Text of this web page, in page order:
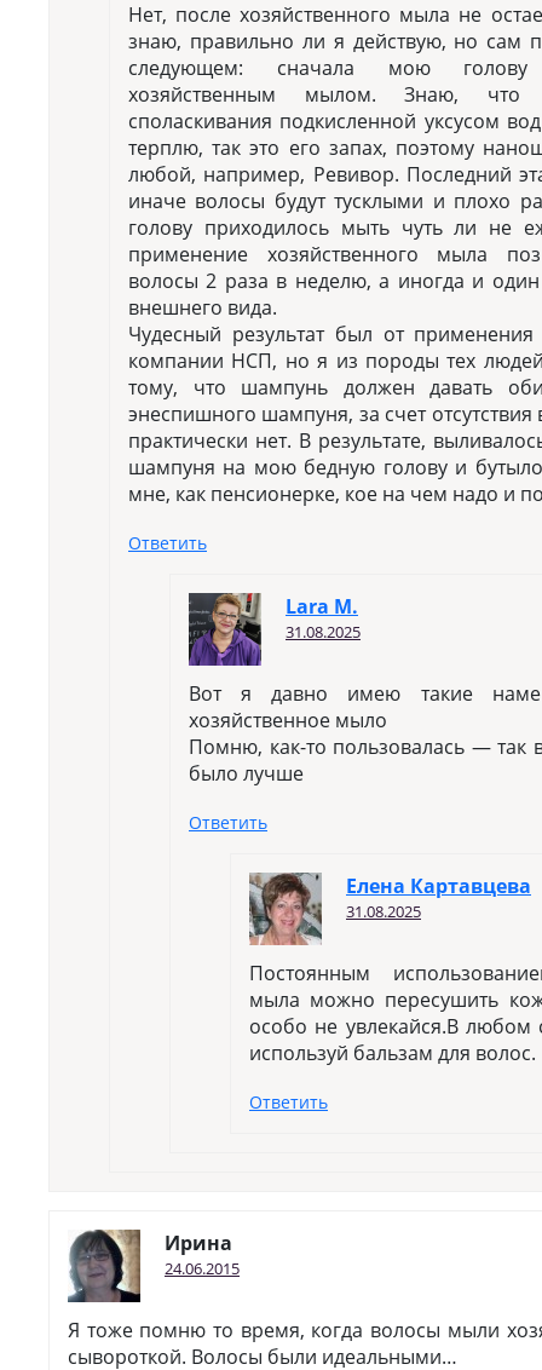
Нет, после хозяйственного мыла не
знаю, правильно ли я действую, но сам
следующем: сначала мою
хозяйственным мылом. Знаю, что
споласкивания подкисленной уксусом
терплю, так это его запах, поэтому
любой, например, Ревивор. Последний
иначе волосы будут тусклыми и плохо
голову приходилось мыть чуть ли не
применение хозяйственного мыла
волосы 2 раза в неделю, а иногда и
внешнего вида.
Чудесный результат был от
компании НСП, но я из породы тех
тому, что шампунь должен давать
энеспишного шампуня, за счет
практически нет. В результате,
шампуня на мою бедную голову и
мне, как пенсионерке, кое на чем надо и
Ответить
Lara M.
31.08.2025
Вот я давно имею такие
хозяйственное мыло
Помню, как-то пользовалась — так
было лучше
Ответить
Елена Картавцева
31.08.2025
Постоянным
мыла можно пересушить
особо не увлекайся.В любом
используй бальзам для волос.
Ответить
Ирина
24.06.2015
Я тоже помню то время, когда волосы мыли
сывороткой. Волосы были идеальными…